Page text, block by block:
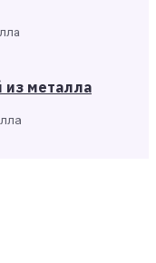
из металла